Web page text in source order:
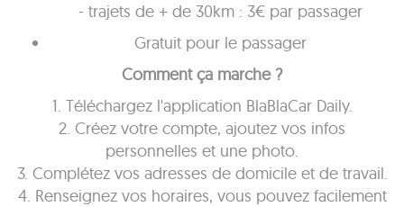
- trajets de + de 30km : 3€ par passager
Gratuit pour le passager
Comment ça marche ?
1. Téléchargez l'application BlaBlaCar Daily.
2. Créez votre compte, ajoutez vos infos
personnelles et une photo.
3. Complétez vos adresses de domicile et de travail.
4. Renseignez vos horaires, vous pouvez facilement